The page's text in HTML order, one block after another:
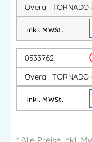
Overall
inkl. MWSt.
0533762
Overall
inkl. MWSt.